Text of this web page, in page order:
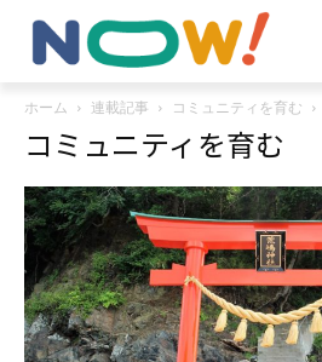
ホーム 連載記事 コミュニティを育む
コミュニティを育む